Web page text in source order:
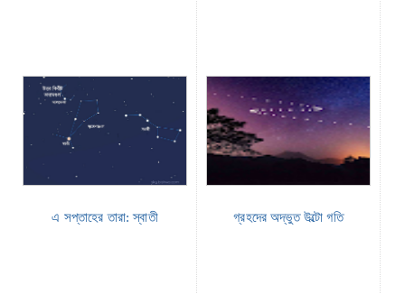
এ সপ্তাহের তারা: স্বাতী গ্রহদের অদ্ভুত উল্টো গতি